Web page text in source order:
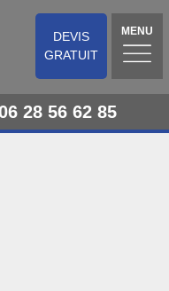
DEVIS
GRATUIT
MENU
28 56 62 85